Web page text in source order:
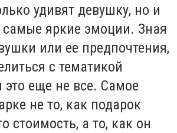
удивят девушку, но и
самые яркие эмоции. Зная
или ее предпочтения,
с тематикой
это еще не все. Самое
не то, как подарок
стоимость, а то, как он